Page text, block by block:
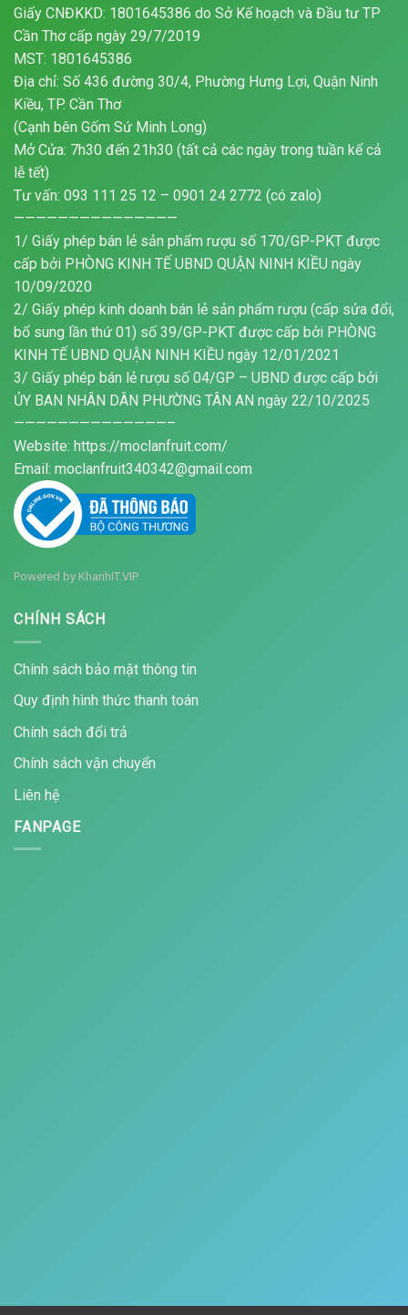
Giấy CNĐKKD: 1801645386 do Sở Kế hoạch và Đầu tư TP
Cần Thơ cấp ngày 29/7/2019
MST: 1801645386
Địa chỉ: Số 436 đường 30/4, Phường Hưng Lợi, Quận Ninh
Kiều, TP. Cần Thơ
(Cạnh bên Gốm Sứ Minh Long)
Mở Cửa: 7h30 đến 21h30 (tất cả các ngày trong tuần kể cả
lễ tết)
Tư vấn: 093 111 25 12 – 0901 24 2772 (có zalo)
———————————————
1/ Giấy phép bán lẻ sản phẩm rượu số 170/GP-PKT được
cấp bởi PHÒNG KINH TẾ UBND QUẬN NINH KIỀU ngày
10/09/2020
2/ Giấy phép kinh doanh bán lẻ sản phẩm rượu (cấp sửa đổi,
bổ sung lần thứ 01) số 39/GP-PKT được cấp bởi PHÒNG
KINH TẾ UBND QUẬN NINH KIỀU ngày 12/01/2021
3/ Giấy phép bán lẻ rượu số 04/GP – UBND được cấp bởi
ỦY BAN NHÂN DÂN PHƯỜNG TÂN AN ngày 22/10/2025
——————————————–
Website: https://moclanfruit.com/
Email: moclanfruit340342@gmail.com
Powered by KhanhIT.VIP
CHÍNH SÁCH
Chính sách bảo mật thông tin
Quy định hình thức thanh toán
Chính sách đổi trả
Chính sách vận chuyển
Liên hệ
FANPAGE